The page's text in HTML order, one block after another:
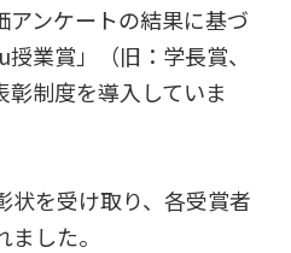
アンケートの結果に基づ
業賞」（旧：学長賞、
制度を導入していま
を受け取り、各受賞者
した。